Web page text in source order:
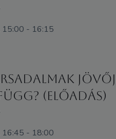
- 16:15
(Előadás)
- 18:00